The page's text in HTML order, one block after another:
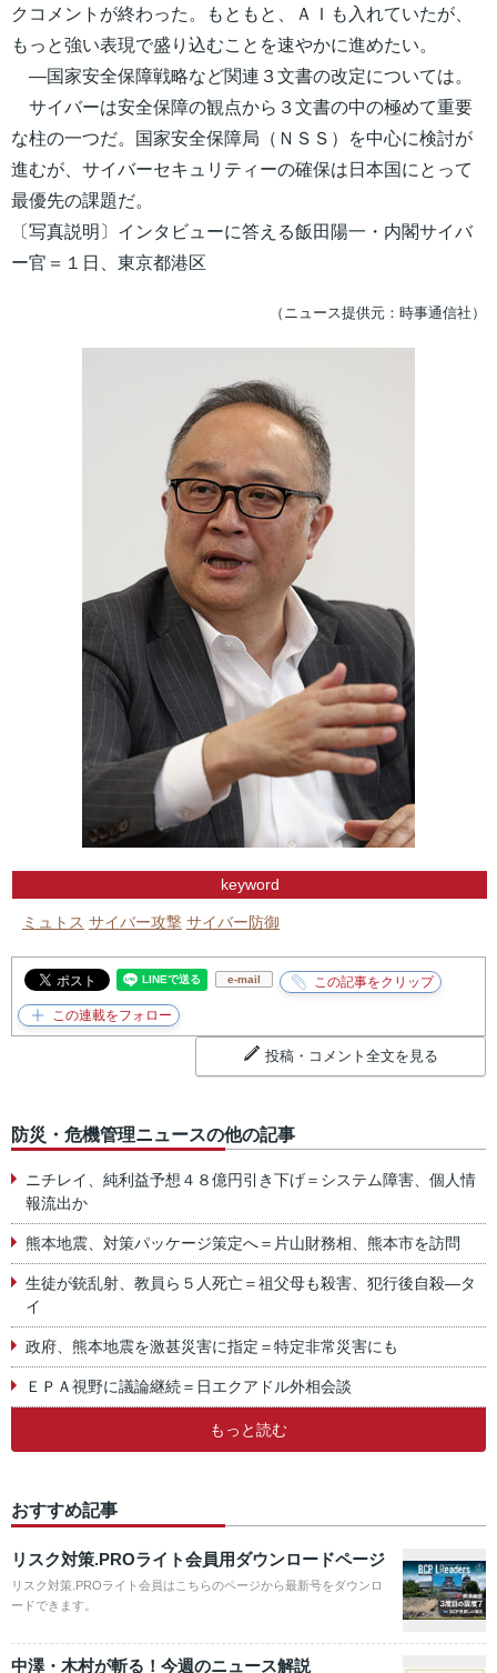
クコメントが終わった。もともと、ＡＩも入れていたが、
もっと強い表現で盛り込むことを速やかに進めたい。
―国家安全保障戦略など関連３文書の改定については。
サイバーは安全保障の観点から３文書の中の極めて重要
な柱の一つだ。国家安全保障局（ＮＳＳ）を中心に検討が
進むが、サイバーセキュリティーの確保は日本国にとって
最優先の課題だ。
〔写真説明〕インタビューに答える飯田陽一・内閣サイバ
ー官＝１日、東京都港区
（ニュース提供元：時事通信社）
keyword
ミュトス サイバー攻撃 サイバー防御
e-mail
投稿・コメント全文を見る
防災・危機管理ニュースの他の記事
ニチレイ、純利益予想４８億円引き下げ＝システム障害、個人情
報流出か
熊本地震、対策パッケージ策定へ＝片山財務相、熊本市を訪問
生徒が銃乱射、教員ら５人死亡＝祖父母も殺害、犯行後自殺―タ
イ
政府、熊本地震を激甚災害に指定＝特定非常災害にも
ＥＰＡ視野に議論継続＝日エクアドル外相会談
もっと読む
おすすめ記事
リスク対策.PROライト会員用ダウンロードページ
リスク対策.PROライト会員はこちらのページから最新号をダウンロ
ードできます。
中澤・木村が斬る！今週のニュース解説